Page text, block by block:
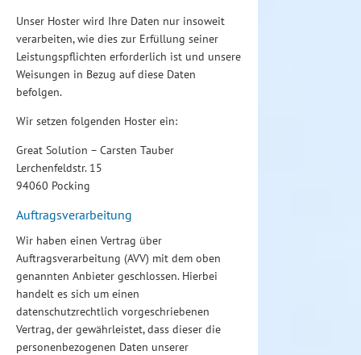
Unser Hoster wird Ihre Daten nur insoweit
verarbeiten, wie dies zur Erfüllung seiner
Leistungspflichten erforderlich ist und unsere
Weisungen in Bezug auf diese Daten
befolgen.
Wir setzen folgenden Hoster ein:
Great Solution – Carsten Tauber
Lerchenfeldstr. 15
94060 Pocking
Auftragsverarbeitung
Wir haben einen Vertrag über
Auftragsverarbeitung (AVV) mit dem oben
genannten Anbieter geschlossen. Hierbei
handelt es sich um einen
datenschutzrechtlich vorgeschriebenen
Vertrag, der gewährleistet, dass dieser die
personenbezogenen Daten unserer